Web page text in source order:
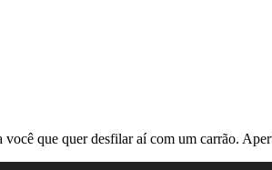
que quer desfilar aí com um carrão.